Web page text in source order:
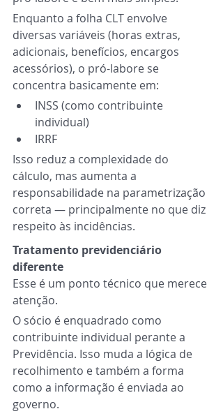
Enquanto a folha CLT envolve
diversas variáveis (horas extras,
adicionais, benefícios, encargos
acessórios), o pró-labore se
concentra basicamente em:
INSS (como contribuinte
individual)
IRRF
Isso reduz a complexidade do
cálculo, mas aumenta a
responsabilidade na parametrização
correta — principalmente no que diz
respeito às incidências.
Tratamento previdenciário
diferente
Esse é um ponto técnico que merece
atenção.
O sócio é enquadrado como
contribuinte individual perante a
Previdência. Isso muda a lógica de
recolhimento e também a forma
como a informação é enviada ao
governo.